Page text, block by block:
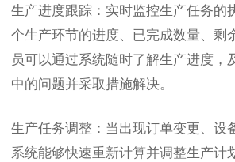
生产进度跟踪：实时监控生产任务的
个生产环节的进度、已完成数量、剩
员可以通过系统随时了解生产进度，
中的问题并采取措施解决。
生产任务调整：当出现订单变更、设
系统能够快速重新计算并调整生产计